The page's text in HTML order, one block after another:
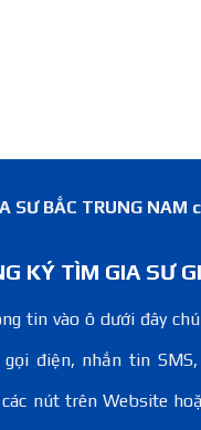
SƯ BẮC TRUNG
KÝ TÌM GIA SƯ
tin vào ô dưới đây
điện, nhắn tin
nút trên Website